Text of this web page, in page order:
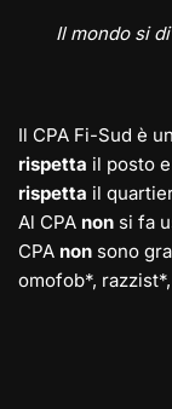
Il mondo si
Il CPA Fi-Sud è
rispetta il posto
rispetta il
Al CPA non si fa
CPA non sono
omofob*,